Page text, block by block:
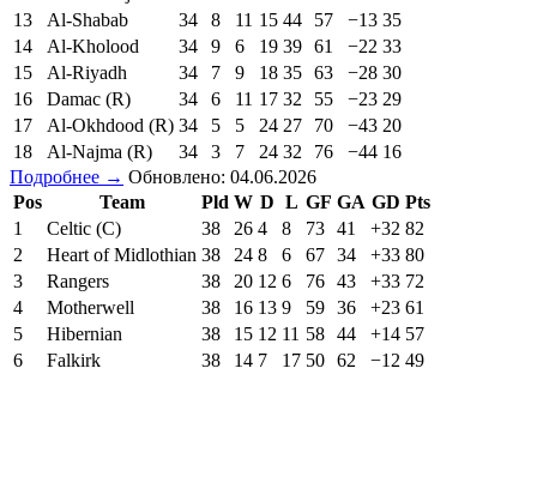
13
Al-Shabab 34 8 11 15 44 57 −13 35
14
Al-Kholood 34 9 6 19 39 61 −22 33
15
Al-Riyadh 34 7 9 18 35 63 −28 30
16
Damac (R) 34 6 11 17 32 55 −23 29
17
Al-Okhdood (R) 34 5 5 24 27 70 −43 20
18
Al-Najma (R) 34 3 7 24 32 76 −44 16
Подробнее → Обновлено: 04.06.2026
Pos
Team Pld W D L GF GA GD Pts
1
Celtic (C) 38 26 4 8 73 41 +32 82
2
Heart of Midlothian 38 24 8 6 67 34 +33 80
3
Rangers 38 20 12 6 76 43 +33 72
4
Motherwell 38 16 13 9 59 36 +23 61
5
Hibernian 38 15 12 11 58 44 +14 57
6
Falkirk 38 14 7 17 50 62 −12 49